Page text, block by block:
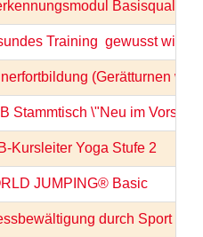
Training  gewusst wie
(Gerätturnen
Stammtisch \"Neu im
Kursleiter Yoga Stufe 2
JUMPING® Basic
durch Sport -